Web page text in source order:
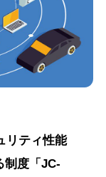
リティ性能
制度「JC-